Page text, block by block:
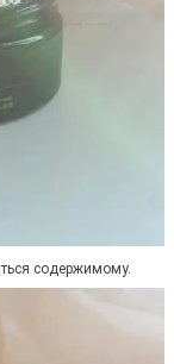
содержимому.